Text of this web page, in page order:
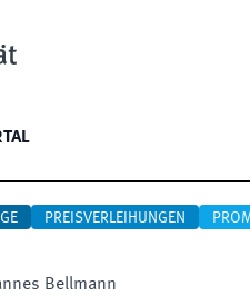
PREISVERLEIHUNGEN
Bellmann